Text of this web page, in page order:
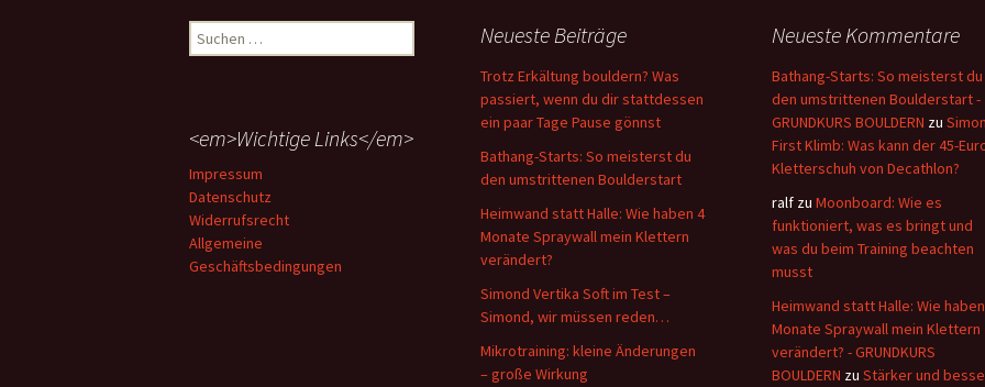
Suchen
nach:
Neueste Beiträge
Trotz Erkältung bouldern? Was
passiert, wenn du dir stattdessen
ein paar Tage Pause gönnst
Bathang-Starts: So meisterst du
den umstrittenen Boulderstart
Heimwand statt Halle: Wie haben 4
Monate Spraywall mein Klettern
verändert?
Simond Vertika Soft im Test –
Simond, wir müssen reden…
Mikrotraining: kleine Änderungen
– große Wirkung
Neueste Kommentare
Bathang-Starts: So meisterst du
den umstrittenen Boulderstart -
GRUNDKURS BOULDERN zu
First Klimb: Was kann der 45-
Kletterschuh von Decathlon?
ralf zu Moonboard: Wie es
funktioniert, was es bringt und
was du beim Training beachten
musst
Heimwand statt Halle: Wie
Monate Spraywall mein Klettern
verändert? - GRUNDKURS
BOULDERN zu Stärker und
<em>Wichtige Links</em>
Impressum
Datenschutz
Widerrufsrecht
Allgemeine
Geschäftsbedingungen